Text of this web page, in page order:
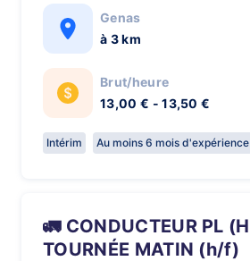
Genas
à 3 km
Brut/heure
13,00 € - 13,50 €
Intérim Au moins 6 mois d'expérience
🚛 CONDUCTEUR PL (H/F) –
TOURNÉE MATIN (h/f)